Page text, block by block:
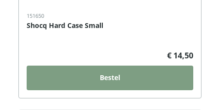
151650
Shocq Hard Case Small
€ 14,50
Bestel